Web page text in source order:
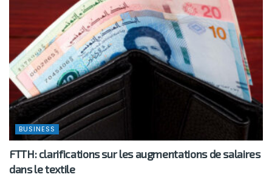
BUSINESS
FTTH: clarifications sur les augmentations de salaires
dans le textile